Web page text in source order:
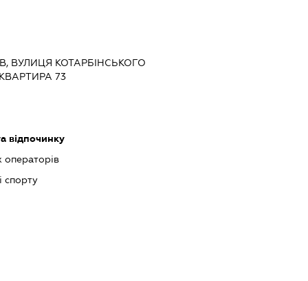
ВУЛИЦЯ КОТАРБІНСЬКОГО
73
відпочинку
операторів
спорту